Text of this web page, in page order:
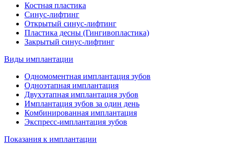
Костная пластика
Синус-лифтинг
Открытый синус-лифтинг
Пластика десны (Гингивопластика)
Закрытый синус-лифтинг
Виды имплантации
Одномоментная имплантация зубов
Одноэтапная имплантация
Двухэтапная имплантация зубов
Имплантация зубов за один день
Комбинированная имплантация
Экспресс-имплантация зубов
Показания к имплантации